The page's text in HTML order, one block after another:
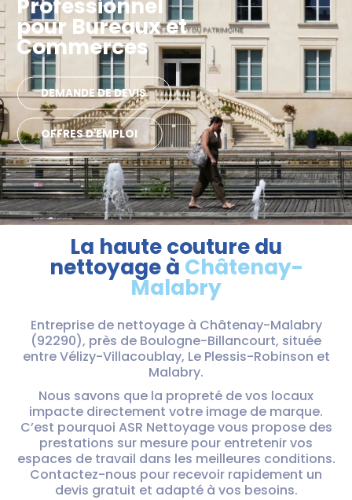
pour Bureaux et
Commerces
DEMANDE DE DEVIS
OFFRES D'EMPLOI
La haute couture du
nettoyage à Châtenay-
Malabry
Entreprise de nettoyage à Châtenay-Malabry
(92290), près de Boulogne-Billancourt, située
entre Vélizy-Villacoublay, Le Plessis-Robinson et
Malabry.
Nous savons que la propreté de vos locaux
impacte directement votre image de marque.
C’est pourquoi ASR Nettoyage vous propose des
prestations sur mesure pour entretenir vos
espaces de travail dans les meilleures conditions.
Contactez-nous pour recevoir rapidement un
devis gratuit et adapté à vos besoins.